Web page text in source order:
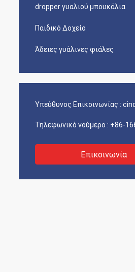
dropper γυαλιού μπουκάλια
Παιδικό Δοχείο
Άδειες γυάλινες φιάλες
Υπεύθυνος Επικοινωνίας :
Τηλεφωνικό νούμερο : +86-
Επικοινωνία